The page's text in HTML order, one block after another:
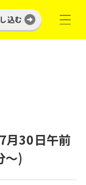
込む
月30日午前
～)